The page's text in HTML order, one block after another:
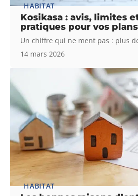
HABITAT
Kosikasa : avis, limites
pratiques pour vos
Un chiffre qui ne ment pas : plus
14 mars 2026
HABITAT